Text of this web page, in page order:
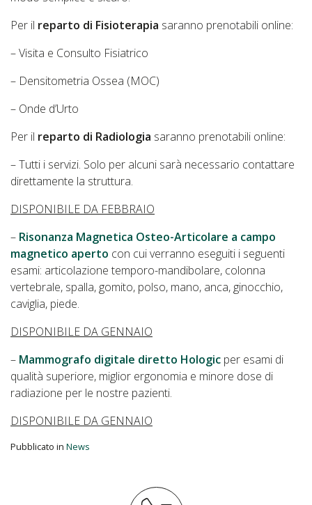
Per il reparto di Fisioterapia saranno prenotabili online:
– Visita e Consulto Fisiatrico
– Densitometria Ossea (MOC)
– Onde d’Urto
Per il reparto di Radiologia saranno prenotabili online:
– Tutti i servizi. Solo per alcuni sarà necessario contattare
direttamente la struttura.
DISPONIBILE DA FEBBRAIO
– Risonanza Magnetica Osteo-Articolare a campo
magnetico aperto con cui verranno eseguiti i seguenti
esami: articolazione temporo-mandibolare, colonna
vertebrale, spalla, gomito, polso, mano, anca, ginocchio,
caviglia, piede.
DISPONIBILE DA GENNAIO
– Mammografo digitale diretto Hologic per esami di
qualità superiore, miglior ergonomia e minore dose di
radiazione per le nostre pazienti.
DISPONIBILE DA GENNAIO
Pubblicato in News